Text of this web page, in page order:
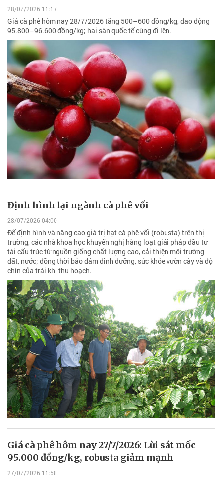
28/07/2026 11:17
Giá cà phê hôm nay 28/7/2026 tăng 500–600 đồng/kg, dao động
95.800–96.600 đồng/kg; hai sàn quốc tế cùng đi lên.
Định hình lại ngành cà phê vối
28/07/2026 04:00
Để định hình và nâng cao giá trị hạt cà phê vối (robusta) trên thị
trường, các nhà khoa học khuyến nghị hàng loạt giải pháp đầu tư
tái cấu trúc từ nguồn giống chất lượng cao, cải thiện môi trường
đất, nước; đồng thời bảo đảm dinh dưỡng, sức khỏe vườn cây và độ
chín của trái khi thu hoạch.
Giá cà phê hôm nay 27/7/2026: Lùi sát mốc
95.000 đồng/kg, robusta giảm mạnh
27/07/2026 11:58